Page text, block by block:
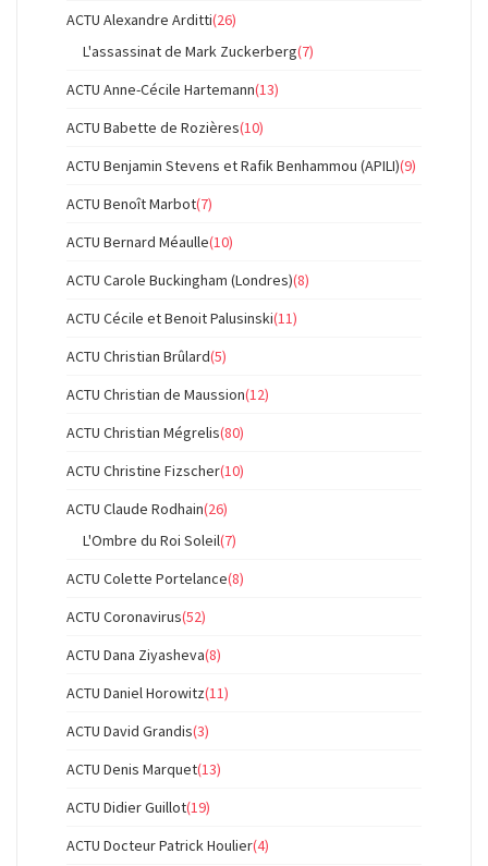
ACTU Alexandre Arditti(26)
L'assassinat de Mark Zuckerberg(7)
ACTU Anne-Cécile Hartemann(13)
ACTU Babette de Rozières(10)
ACTU Benjamin Stevens et Rafik Benhammou (APILI)(9)
ACTU Benoît Marbot(7)
ACTU Bernard Méaulle(10)
ACTU Carole Buckingham (Londres)(8)
ACTU Cécile et Benoit Palusinski(11)
ACTU Christian Brûlard(5)
ACTU Christian de Maussion(12)
ACTU Christian Mégrelis(80)
ACTU Christine Fizscher(10)
ACTU Claude Rodhain(26)
L'Ombre du Roi Soleil(7)
ACTU Colette Portelance(8)
ACTU Coronavirus(52)
ACTU Dana Ziyasheva(8)
ACTU Daniel Horowitz(11)
ACTU David Grandis(3)
ACTU Denis Marquet(13)
ACTU Didier Guillot(19)
ACTU Docteur Patrick Houlier(4)